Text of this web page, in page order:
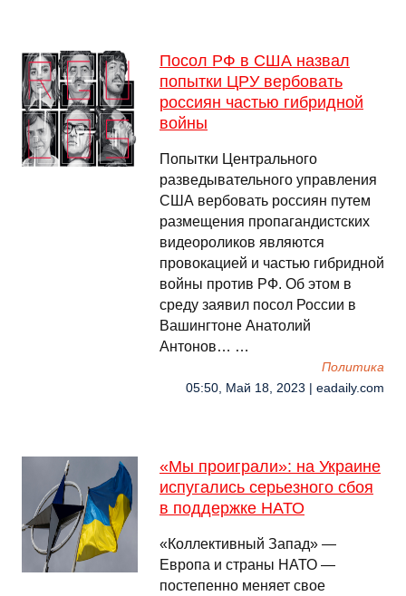
Посол РФ в США назвал
попытки ЦРУ вербовать
россиян частью гибридной
войны
Попытки Центрального
разведывательного управления
США вербовать россиян путем
размещения пропагандистских
видеороликов являются
провокацией и частью гибридной
войны против РФ. Об этом в
среду заявил посол России в
Вашингтоне Анатолий
Антонов… …
Политика
05:50, Май 18, 2023 | eadaily.com
«Мы проиграли»: на Украине
испугались серьезного сбоя
в поддержке НАТО
«Коллективный Запад» —
Европа и страны НАТО —
постепенно меняет свое